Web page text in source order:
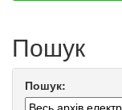
Пошук
Пошук: